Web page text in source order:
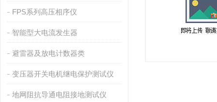
FPS系列高压相序仪
智能型大电流发生器
避雷器及放电计数器类
变压器开关电机继电保护测试仪
地网阻抗导通电阻接地测试仪